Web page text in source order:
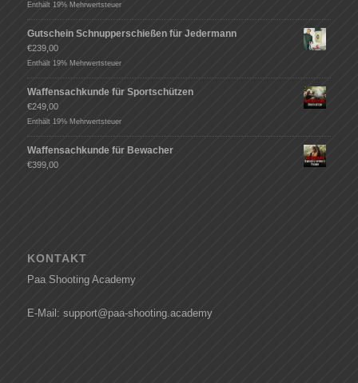
Enthält 19% Mehrwertsteuer
Gutschein Schnupperschießen für Jedermann
€239,00
Enthält 19% Mehrwertsteuer
Waffensachkunde für Sportschützen
€249,00
Enthält 19% Mehrwertsteuer
Waffensachkunde für Bewacher
€399,00
KONTAKT
Paa Shooting Academy
E-Mail: support@paa-shooting.academy